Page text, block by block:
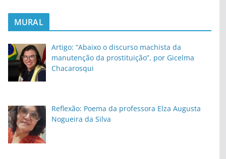
MURAL
Artigo: “Abaixo o discurso machista da
manutenção da prostituição”, por Gicelma
Chacarosqui
Reflexão: Poema da professora Elza Augusta
Nogueira da Silva